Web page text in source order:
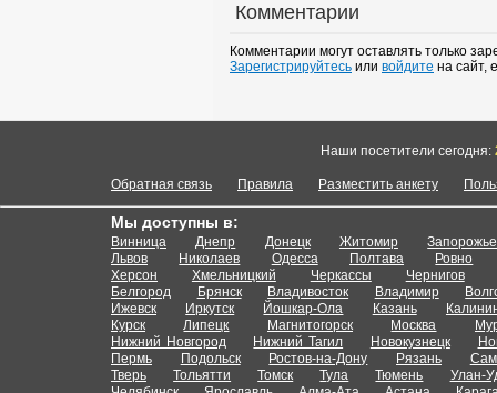
Комментарии
Комментарии могут оставлять только
Зарегистрируйтесь или войдите на сайт,
Наши посетители сегодня:
Обратная связь Правила Разместить анкету
Мы доступны в:
Винница Днепр Донецк Житомир
Запорожье
Львов
Николаев Одесса Полтава
Ровно
Херсон
Хмельницкий Черкассы
Чернигов
Белгород
Брянск Владивосток Владимир
Ижевск
Иркутск Йошкар-Ола Казань
Курск
Липецк Магнитогорск Москва
Нижний Новгород
Нижний Тагил Новокузнецк
Пермь
Подольск Ростов-на-Дону Рязань
Тверь
Тольятти Томск Тула Тюмень
Улан-